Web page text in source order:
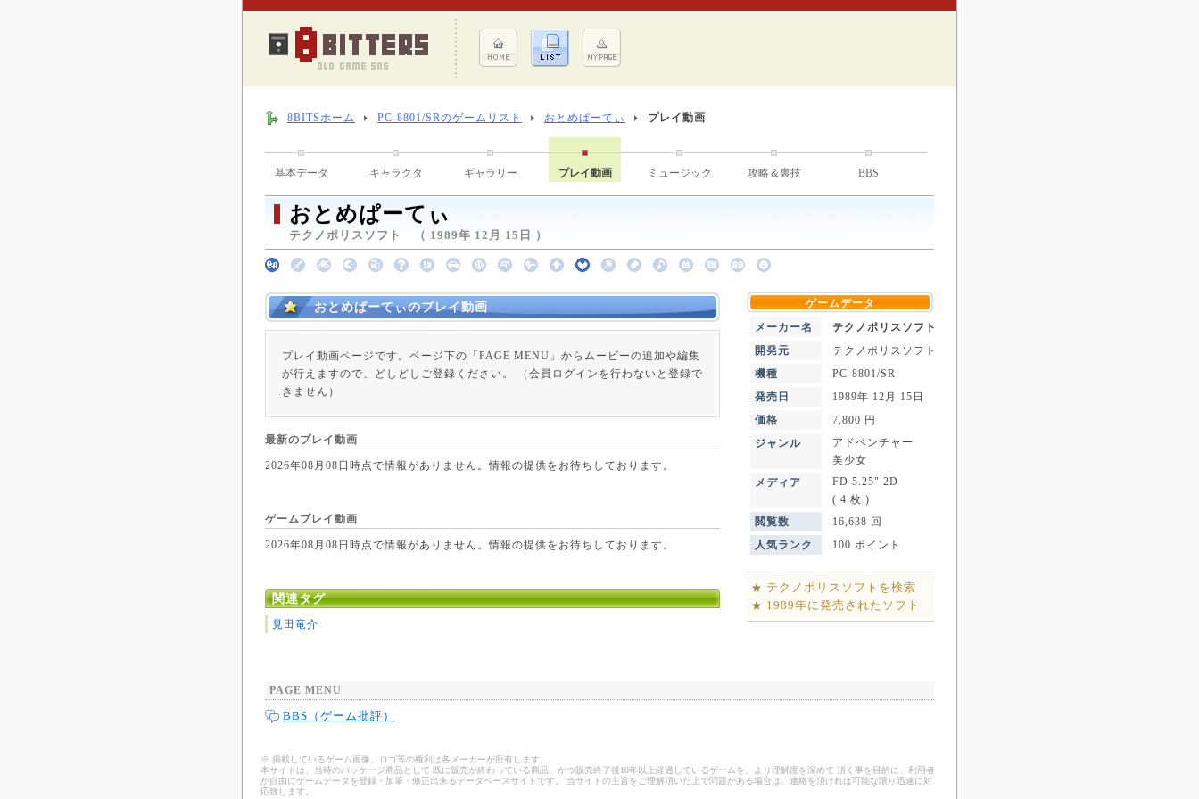
8BITSホーム PC-8801/SRのゲームリスト おとめぱーてぃ プレイ動画
基本データ キャラクタ ギャラリー プレイ動画 ミュージック 攻略＆裏技 BBS
おとめぱーてぃ
テクノポリスソフト （ 1989年 12月 15日 ）
おとめぱーてぃのプレイ動画
プレイ動画ページです。ページ下の「PAGE MENU」からムービーの追加や編集
が行えますので、どしどしご登録ください。 （会員ログインを行わないと登録で
きません）
最新のプレイ動画
2026年08月08日時点で情報がありません。情報の提供をお待ちしております。
ゲームプレイ動画
2026年08月08日時点で情報がありません。情報の提供をお待ちしております。
関連タグ
見田竜介
ゲームデータ
メーカー名
テクノポリスソフト
開発元
テクノポリスソフト
機種
PC-8801/SR
発売日
1989年 12月 15日
価格
7,800 円
ジャンル
アドベンチャー
美少女
メディア
FD 5.25" 2D
( 4 枚 )
閲覧数
16,638 回
人気ランク
100 ポイント
★ テクノポリスソフトを検索
★ 1989年に発売されたソフト
PAGE MENU
BBS（ゲーム批評）
※ 掲載しているゲーム画像、ロゴ等の権利は各メーカーが所有します。
本サイトは、当時のパッケージ商品として 既に販売が終わっている商品、かつ販売終了後10年以上経過しているゲームを、より理解度を深めて 頂く事を目的に、利用者
が自由にゲームデータを登録・加筆・修正出来るデータベースサイトです。 当サイトの主旨をご理解頂いた上で問題がある場合は、連絡を頂ければ可能な限り迅速に対
応致します。